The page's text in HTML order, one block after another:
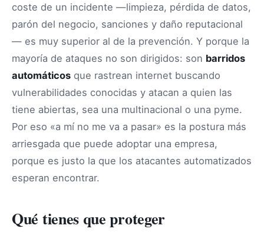
coste de un incidente —limpieza, pérdida de datos,
parón del negocio, sanciones y daño reputacional
— es muy superior al de la prevención. Y porque la
mayoría de ataques no son dirigidos: son barridos
automáticos que rastrean internet buscando
vulnerabilidades conocidas y atacan a quien las
tiene abiertas, sea una multinacional o una pyme.
Por eso «a mí no me va a pasar» es la postura más
arriesgada que puede adoptar una empresa,
porque es justo la que los atacantes automatizados
esperan encontrar.
Qué tienes que proteger